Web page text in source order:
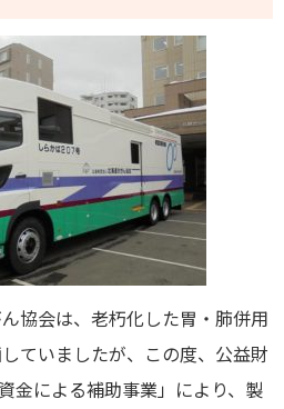
協会は、老朽化した胃・肺併用
ていましたが、この度、公益財
金による補助事業」により、製